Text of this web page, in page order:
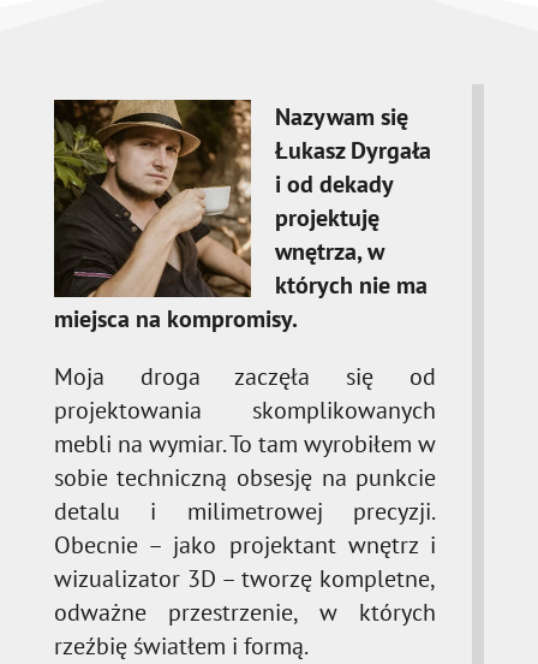
Nazywam się
Łukasz Dyrgała
i od dekady
projektuję
wnętrza, w
których nie ma
miejsca na kompromisy.
Moja droga zaczęła się od
projektowania skomplikowanych
mebli na wymiar. To tam wyrobiłem w
sobie techniczną obsesję na punkcie
detalu i milimetrowej precyzji.
Obecnie – jako projektant wnętrz i
wizualizator 3D – tworzę kompletne,
odważne przestrzenie, w których
rzeźbię światłem i formą.